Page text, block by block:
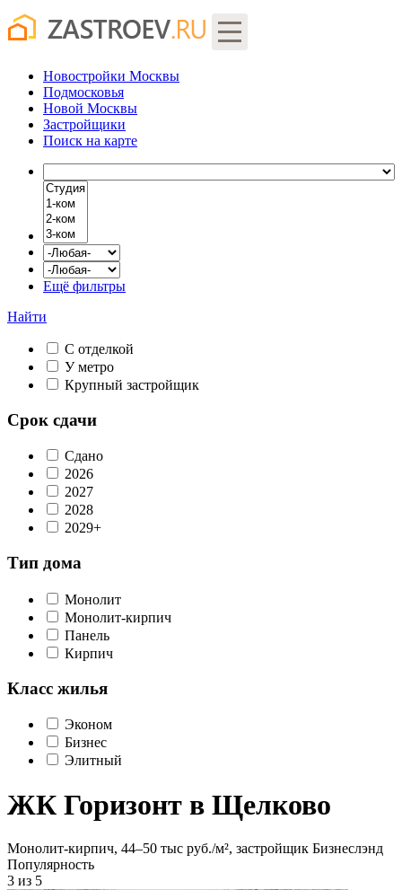
Новостройки Москвы
Подмосковья
Новой Москвы
Застройщики
Поиск на карте
Ещё фильтры
Найти
С отделкой
У метро
Крупный застройщик
Срок сдачи
Сдано
2026
2027
2028
2029+
Тип дома
Монолит
Монолит-кирпич
Панель
Кирпич
Класс жилья
Эконом
Бизнес
Элитный
ЖК Горизонт в Щелково
Монолит-кирпич, 44‒50 тыс руб./м², застройщик Бизнеслэнд
Популярность
3 из 5